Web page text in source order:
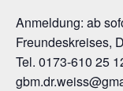
Anmeldung: ab
Freundeskreises,
Tel. 0173-610 25